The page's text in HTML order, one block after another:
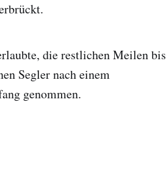
die restlichen Meilen bis
Segler nach einem
genommen.